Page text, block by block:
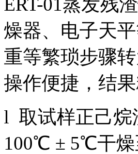
燥器、电子天
重等繁琐步骤
操作便捷，结果
l 取试样正己烷
100℃ ± 5℃干燥